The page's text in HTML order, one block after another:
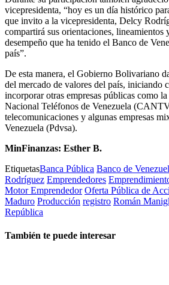
vicepresidenta, “hoy es un día histórico
que invito a la vicepresidenta, Delcy
compartirá sus orientaciones, lineamientos
desempeño que ha tenido el Banco de
país”.
De esta manera, el Gobierno Bolivariano
del mercado de valores del país, iniciando
incorporar otras empresas públicas como
Nacional Teléfonos de Venezuela
telecomunicaciones y algunas empresas
Venezuela (Pdvsa).
MinFinanzas: Esther B.
EtiquetasBanca Pública Banco de
Rodríguez Emprendedores
Motor Emprendedor Oferta Pública de
Maduro Producción registro Román
República
También te puede interesar